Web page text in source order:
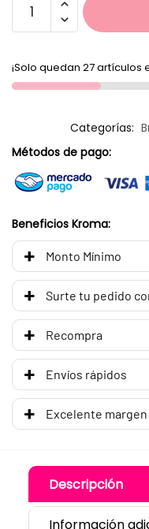
¡Solo quedan 27 artículos
Categorías:
Métodos de pago:
Beneficios Kroma:
Monto Mínimo
Surte tu pedido
Recompra
Envíos rápidos
Excelente
Descripción
Información